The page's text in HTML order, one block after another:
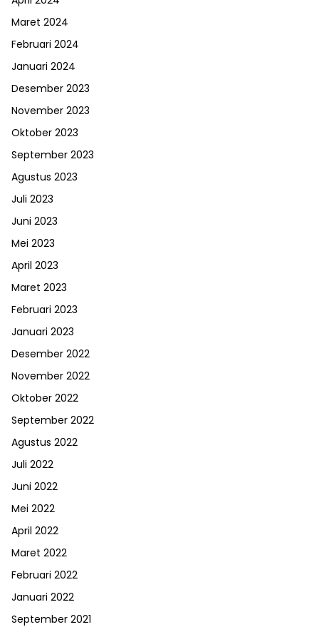
Maret 2024
Februari 2024
Januari 2024
Desember 2023
November 2023
Oktober 2023
September 2023
Agustus 2023
Juli 2023
Juni 2023
Mei 2023
April 2023
Maret 2023
Februari 2023
Januari 2023
Desember 2022
November 2022
Oktober 2022
September 2022
Agustus 2022
Juli 2022
Juni 2022
Mei 2022
April 2022
Maret 2022
Februari 2022
Januari 2022
September 2021